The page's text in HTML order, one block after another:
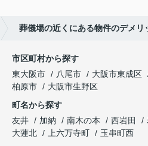
葬儀場の近くにある物件のデメ
市区町村から探す
東大阪市
八尾市 大阪市東成区
柏原市
大阪市生野区
町名から探す
友井
加納 南木の本 西岩田
大蓮北
上六万寺町
玉串町西